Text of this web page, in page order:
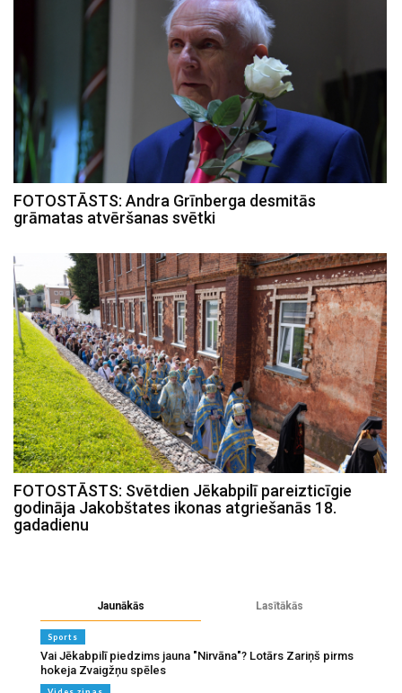
FOTOSTĀSTS: Andra Grīnberga desmitās
grāmatas atvēršanas svētki
FOTOSTĀSTS: Svētdien Jēkabpilī pareizticīgie
godināja Jakobštates ikonas atgriešanās 18.
gadadienu
Jaunākās Lasītākās
Sports
Vai Jēkabpilī piedzims jauna "Nirvāna"? Lotārs Zariņš pirms
hokeja Zvaigžņu spēles